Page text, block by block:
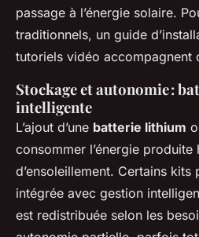
passage à l’énergie solaire.
traditionnels, un guide
tutoriels vidéo accompagnent
Stockage et autonomie :
intelligente
L’ajout d’une batterie lithium
consommer l’énergie produite
d’ensoleillement. Certains
intégrée avec gestion
est redistribuée selon les